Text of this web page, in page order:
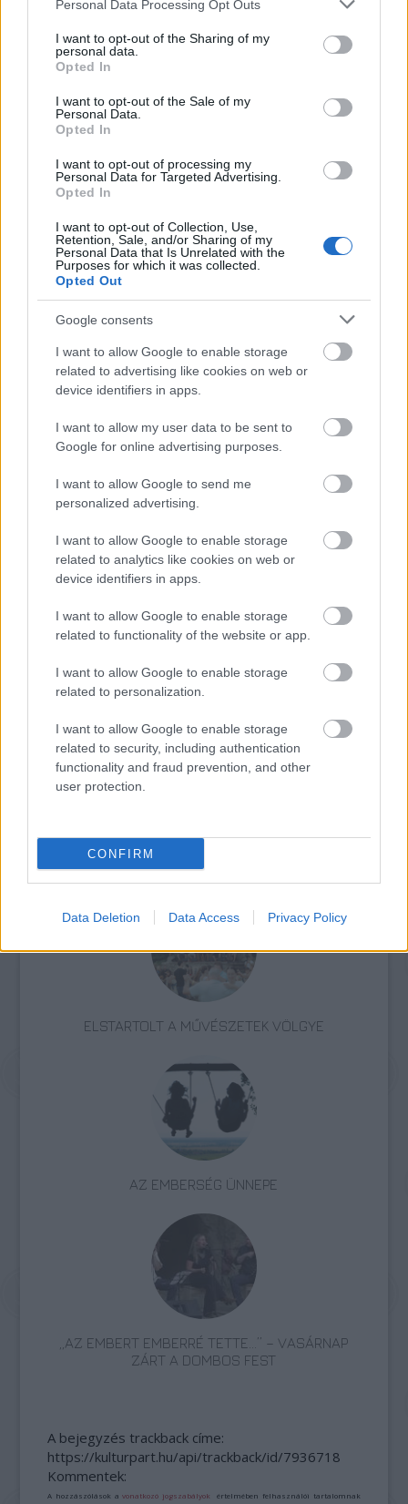
not limited to your visit or usage behaviour. You may click to
grant or deny consent to Google and its third-party tags to
use your data for below specified purposes in below Google
consent section.
Personal Data Processing Opt Outs
I want to opt-out of the Sharing of my
personal data.
Opted In
I want to opt-out of the Sale of my
Personal Data.
Opted In
I want to opt-out of processing my
Personal Data for Targeted Advertising.
Opted In
I want to opt-out of Collection, Use,
Retention, Sale, and/or Sharing of my
Personal Data that Is Unrelated with the
Purposes for which it was collected.
Opted Out
Google consents
I want to allow Google to enable storage
related to advertising like cookies on web or
device identifiers in apps.
I want to allow my user data to be sent to
Google for online advertising purposes.
I want to allow Google to send me
personalized advertising.
I want to allow Google to enable storage
related to analytics like cookies on web or
device identifiers in apps.
I want to allow Google to enable storage
related to functionality of the website or app.
I want to allow Google to enable storage
related to personalization.
I want to allow Google to enable storage
related to security, including authentication
functionality and fraud prevention, and other
user protection.
CONFIRM
Data Deletion Data Access Privacy Policy
alkalmából egy százméteres fal idézi az
egykori berlini építményt. Idén is lesz Sziget
Beach, bár a tavalyinál valamivel kisebb
területen, mivel a Duna vízszintje a
tervezettnél magasabb. A sajtóbejárás idején
még nem fújták fel az egyik legnépszerűbb
helyszínt, a lumináriumot, és épülőben volt
az ír-blues színpad is, a romkocsmanegyed
viszont már üzemelt.
Debütál a Festfone: a kiegészítő szolgáltatást
igénybe vevők ingyen beszélhetnek
egymással a Szigeten. A fesztiválon
négyszázfős egészségügyi szolgálat
dolgozik, az ambulancián 16 orvos, ötven
nővér, lesz 12 motoros- és 110 gyalogos
járőr, egy rohamkocsi, négy esetkocsi és két
mentőkocsi. A közrendet mintegy 1500
biztonsági őr, több száz jegyellenőr és belső
zuhanyzók mellett négy helyszínen lesznek
kiemelt zuhanyblokkok sminkelési,
A Sziget gasztronómiai elrendezése
tájegységenként egységes és szerteágazó, a
fesztivál több pontján étteremközpontokat
alakítottak ki, képviseltetik magukat
is. Benis Dániel, a fesztivál technikai vezetője
elmondta, hogy a Sziget közelében élő
hosszú, hat méter magas hangfogó falat is
építettek 18 milliméteres réteges ragasztott
lemezből.
Forrás:Hirado.hu
Sziget
ELSTARTOLT A MŰVÉSZETEK VÖLGYE
AZ EMBERSÉG ÜNNEPE
„AZ EMBERT EMBERRÉ TETTE…” – VASÁRNAP
ZÁRT A DOMBOS FEST
A bejegyzés trackback címe:
https://kulturpart.hu/api/trackback/id/7936718
Kommentek:
A hozzászólások avonatkozó jogszabályok értelmében felhasználói tartalomnak